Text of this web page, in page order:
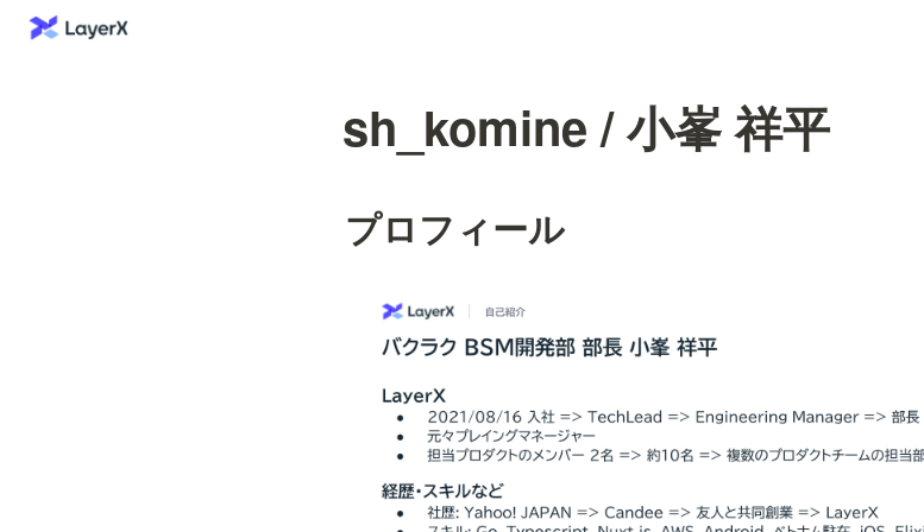
sh_komine / 小峯 祥平
プロフィール